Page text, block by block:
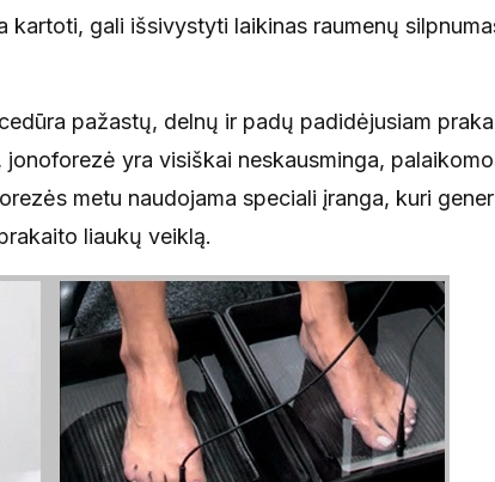
kartoti, gali išsivystyti laikinas raumenų
pažastų, delnų ir padų padidėjusiam
yra visiškai neskausminga,
metu naudojama speciali įranga, kuri
liaukų veiklą.